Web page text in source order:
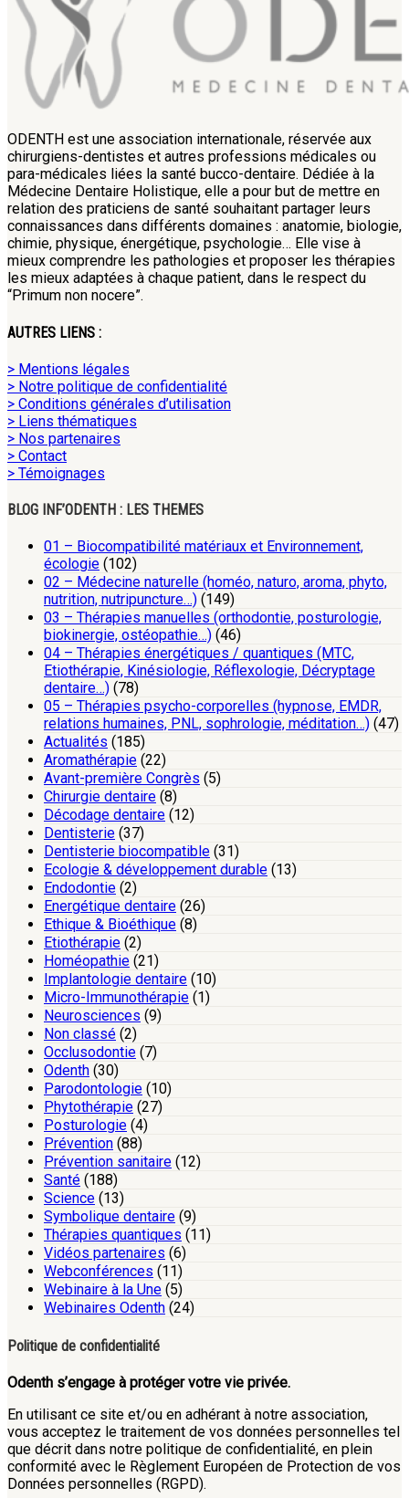
ODENTH est une association internationale, réservée aux
chirurgiens-dentistes et autres professions médicales ou
para-médicales liées la santé bucco-dentaire. Dédiée à la
Médecine Dentaire Holistique, elle a pour but de mettre en
relation des praticiens de santé souhaitant partager leurs
connaissances dans différents domaines : anatomie, biologie,
chimie, physique, énergétique, psychologie… Elle vise à
mieux comprendre les pathologies et proposer les thérapies
les mieux adaptées à chaque patient, dans le respect du
“Primum non nocere”.
AUTRES LIENS :
> Mentions légales
> Notre politique de confidentialité
> Conditions générales d’utilisation
> Liens thématiques
> Nos partenaires
> Contact
> Témoignages
BLOG INF’ODENTH : LES THEMES
01 – Biocompatibilité matériaux et Environnement,
écologie (102)
02 – Médecine naturelle (homéo, naturo, aroma, phyto,
nutrition, nutripuncture…) (149)
03 – Thérapies manuelles (orthodontie, posturologie,
biokinergie, ostéopathie…) (46)
04 – Thérapies énergétiques / quantiques (MTC,
Etiothérapie, Kinésiologie, Réflexologie, Décryptage
dentaire…) (78)
05 – Thérapies psycho-corporelles (hypnose, EMDR,
relations humaines, PNL, sophrologie, méditation…) (47)
Actualités (185)
Aromathérapie (22)
Avant-première Congrès (5)
Chirurgie dentaire (8)
Décodage dentaire (12)
Dentisterie (37)
Dentisterie biocompatible (31)
Ecologie & développement durable (13)
Endodontie (2)
Energétique dentaire (26)
Ethique & Bioéthique (8)
Etiothérapie (2)
Homéopathie (21)
Implantologie dentaire (10)
Micro-Immunothérapie (1)
Neurosciences (9)
Non classé (2)
Occlusodontie (7)
Odenth (30)
Parodontologie (10)
Phytothérapie (27)
Posturologie (4)
Prévention (88)
Prévention sanitaire (12)
Santé (188)
Science (13)
Symbolique dentaire (9)
Thérapies quantiques (11)
Vidéos partenaires (6)
Webconférences (11)
Webinaire à la Une (5)
Webinaires Odenth (24)
Politique de confidentialité
Odenth s’engage à protéger votre vie privée.
En utilisant ce site et/ou en adhérant à notre association,
vous acceptez le traitement de vos données personnelles tel
que décrit dans notre politique de confidentialité, en plein
conformité avec le Règlement Européen de Protection de vos
Données personnelles (RGPD).